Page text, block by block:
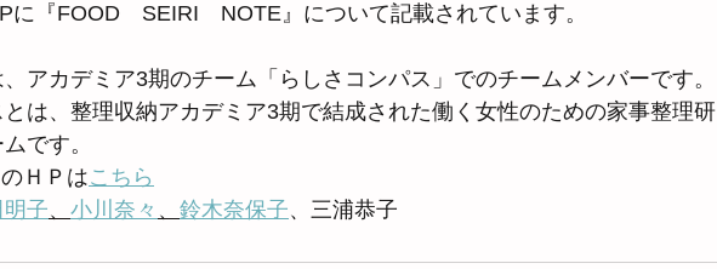
に『FOOD　SEIRI　NOTE』について記載されています。
アカデミア3期のチーム「らしさコンパス」でのチームメンバーです。
は、整理収納アカデミア3期で結成された働く女性のための家事整理研
です。
のＨＰは
こちら
子、 小川奈々 、 鈴木奈保子、三浦恭子